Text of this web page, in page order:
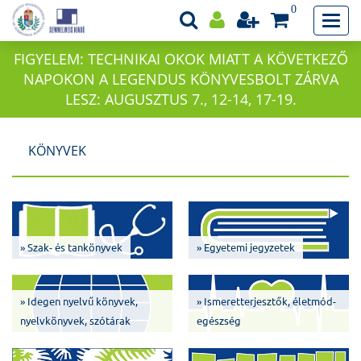
0
FIGYELEM: TECHNIKAI OKOK MIATT A KÖVETKEZŐ
NAPOKON A LEGENDUS KÖNYVESBOLT ZÁRVA
LESZ: AUGUSZTUS 7., 12-14, 17-19.
KÖNYVEK
» Szak- és tankönyvek » Egyetemi jegyzetek
» Idegen nyelvű könyvek,
nyelvkönyvek, szótárak
» Ismeretterjesztők, életmód-
egészség